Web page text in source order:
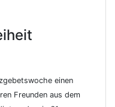
einen
Freunden aus dem